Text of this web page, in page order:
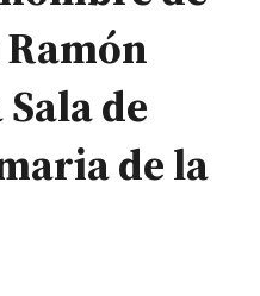
de
de la